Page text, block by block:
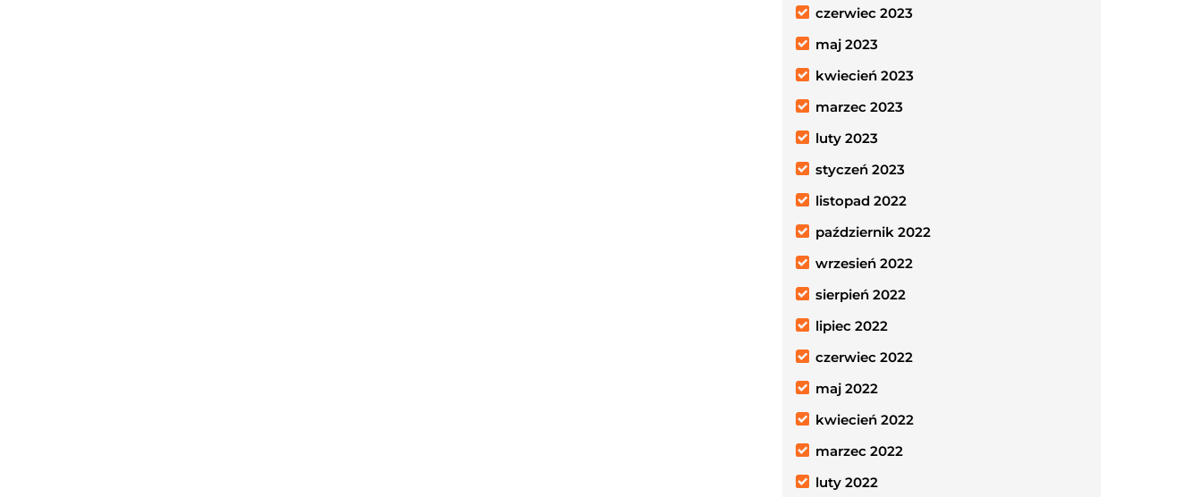
czerwiec 2023
maj 2023
kwiecień 2023
marzec 2023
luty 2023
styczeń 2023
listopad 2022
październik 2022
wrzesień 2022
sierpień 2022
lipiec 2022
czerwiec 2022
maj 2022
kwiecień 2022
marzec 2022
luty 2022